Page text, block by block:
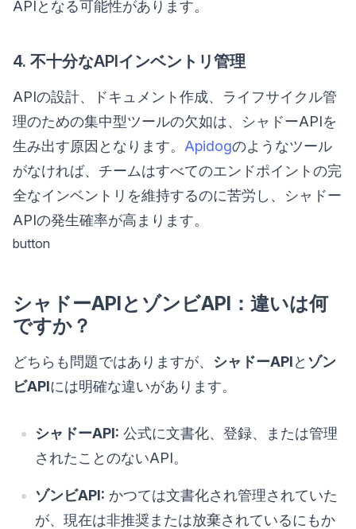
APIとなる可能性があります。
4. 不十分なAPIインベントリ管理
APIの設計、ドキュメント作成、ライフサイクル管
理のための集中型ツールの欠如は、シャドーAPIを
生み出す原因となります。 Apidogのようなツール
がなければ、チームはすべてのエンドポイントの完
全なインベントリを維持するのに苦労し、シャドー
APIの発生確率が高まります。
button
シャドーAPIとゾンビAPI：違いは何
ですか？
どちらも問題ではありますが、 シャドーAPIと ゾン
ビAPIには明確な違いがあります。
シャドーAPI: 公式に文書化、登録、または管理
されたことのないAPI。
ゾンビAPI: かつては文書化され管理されていた
が、現在は非推奨または放棄されているにもか